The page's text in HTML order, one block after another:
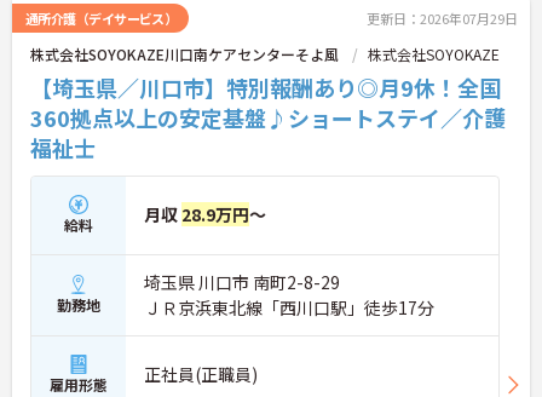
を存分に活かせるだけでなく、勤務時間内での資格
取得支援制度を活用し、将来的にケアマネジャーや
センター長といった多彩なキャリアパスへの挑戦も
手厚くサポートされています。年間17日のリフレッ
シュ休暇や残業少なめの環境など、ワークライフバ
ランスを大切にしながら長期的なキャリア形成を目
指す方に、自信を持っておすすめできる求人です。
【「目指すは世界一仲間を大切にする企業」を体現
する定着率の高さと安心のチームワーク】
・毎朝のミーティングで職種を超えた情報共有を徹
底しており、人間関係の不安なく業務に集中できま
す。
・理念が現場の隅々にまで浸透しているからこそ平
均勤続年数は7.2年と長く、腰を据えて働ける環境で
す。
通所介護（デイサービス） 更新日：2026年07月29日
株式会社SOYOKAZE川口南ケアセンターそよ風 株式会社SOYOKAZE
【埼玉県／川口市】特別報酬あり◎月9休！全国
360拠点以上の安定基盤♪ショートステイ／介護
福祉士
給料 月収 28.9万円～
勤務地
埼玉県 川口市 南町2-8-29
ＪＲ京浜東北線「西川口駅」徒歩17分
雇用形態 正社員(正職員)